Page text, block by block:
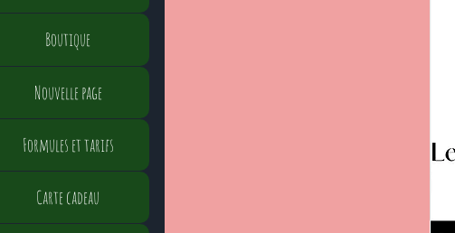
Boutique
Nouvelle page
Formules et tarifs
Carte cadeau